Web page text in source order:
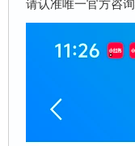
请认准唯一官方咨